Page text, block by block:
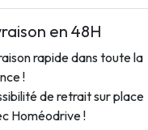
en 48H
rapide dans toute la
!
de retrait sur place
Homéodrive !